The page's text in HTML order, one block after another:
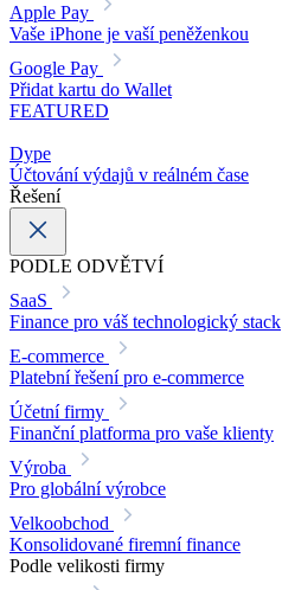
Apple Pay
Vaše iPhone je vaší peněženkou
Google Pay
Přidat kartu do Wallet
FEATURED
Dype
Účtování výdajů v reálném čase
Řešení
PODLE ODVĚTVÍ
SaaS
Finance pro váš technologický stack
E-commerce
Platební řešení pro e-commerce
Účetní firmy
Finanční platforma pro vaše klienty
Výroba
Pro globální výrobce
Velkoobchod
Konsolidované firemní finance
Podle velikosti firmy